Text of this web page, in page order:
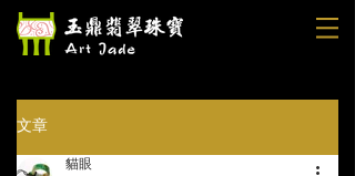
文章
貓眼